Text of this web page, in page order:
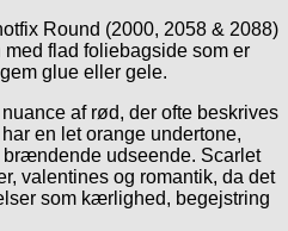
Round (2000, 2058 & 2088)
med flad foliebagside som er
glue eller gele.
af rød, der ofte beskrives
en let orange undertone,
brændende udseende. Scarlet
valentines og romantik, da det
som kærlighed, begejstring